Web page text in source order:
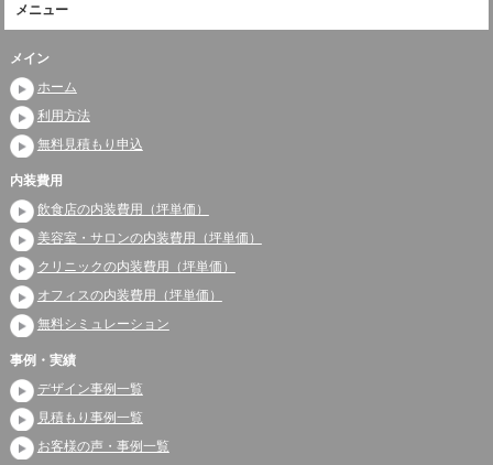
メニュー
メイン
ホーム
利用方法
無料見積もり申込
内装費用
飲食店の内装費用（坪単価）
美容室・サロンの内装費用（坪単価）
クリニックの内装費用（坪単価）
オフィスの内装費用（坪単価）
無料シミュレーション
事例・実績
デザイン事例一覧
見積もり事例一覧
お客様の声・事例一覧